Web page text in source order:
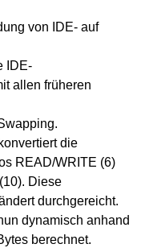
von IDE- auf
IDE-
allen früheren
die
READ/WRITE (6)
Diese
durchgereicht.
dynamisch anhand
berechnet.